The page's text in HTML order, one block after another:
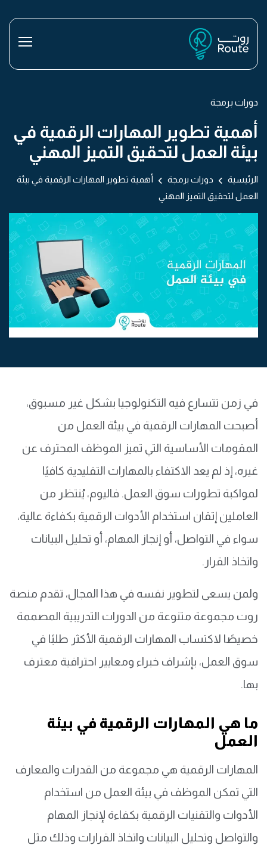
دورات برمجة
أهمية تطوير المهارات الرقمية في
بيئة العمل لتحقيق التميز المهني
الرئيسية دورات برمجة
أهمية تطوير المهارات الرقمية في بيئة
العمل لتحقيق التميز المهني
في زمن تتسارع فيه التكنولوجيا بشكل غير مسبوق،
أصبحت المهارات الرقمية في بيئة العمل من
المقومات الأساسية التي تميز الموظف المحترف عن
غيره، إذ لم يعد الاكتفاء بالمهارات التقليدية كافيًا
لمواكبة تطورات سوق العمل. فاليوم، يُنتظر من
العاملين إتقان استخدام الأدوات الرقمية بكفاءة عالية،
سواء في التواصل، أو إنجاز المهام، أو تحليل البيانات
واتخاذ القرار.
ولمن يسعى لتطوير نفسه في هذا المجال، تقدم منصة
روت مجموعة متنوعة من الدورات التدريبية المصممة
خصيصًا لاكتساب المهارات الرقمية الأكثر طلبًا في
سوق العمل، بإشراف خبراء ومعايير احترافية معترف
بها.
ما هي المهارات الرقمية في بيئة
العمل
المهارات الرقمية هي مجموعة من القدرات والمعارف
التي تمكن الموظف في بيئة العمل من استخدام
الأدوات والتقنيات الرقمية بكفاءة لإنجاز المهام
والتواصل وتحليل البيانات واتخاذ القرارات وذلك مثل